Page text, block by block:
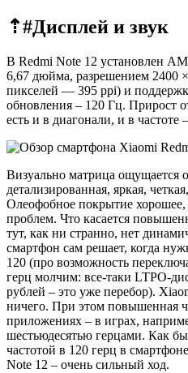
⇡#Дисплей и звук
В Redmi Note 12 установлен
6,67 дюйма, разрешением 2400
пикселей — 395 ppi) и
обновления – 120 Гц. Прирост
есть и в диагонали, и в
Визуально матрица ощущается
детализированная, яркая,
Олеофобное покрытие хорошее,
проблем. Что касается
тут, как ни странно, нет
смартфон сам решает, когда
120 (про возможность
герц молчим: все-таки LTPO-
рублей – это уже перебор).
ничего. При этом повышенная
приложениях – в играх,
шестьюдесятью герцами. Как
частотой в 120 герц в
Note 12 – очень сильный ход.